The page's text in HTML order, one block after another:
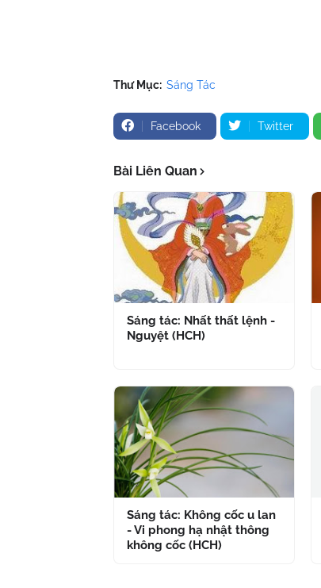
Thư Mục: Sáng Tác
Facebook Twitter
Bài Liên Quan
Sáng tác: Nhất thất lệnh -
Nguyệt (HCH)
Sáng tác: Không cốc u lan
- Vi phong hạ nhật thông
không cốc (HCH)